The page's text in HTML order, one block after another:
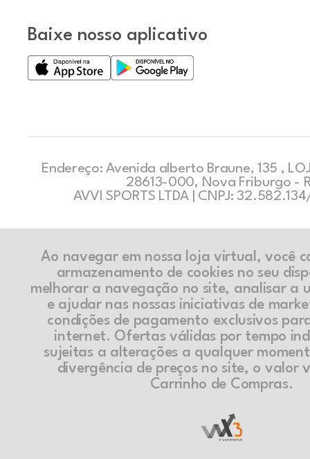
Baixe nosso aplicativo
Endereço: Avenida alberto Braune, 135 ,
28613-000, Nova Friburgo -
AVVI SPORTS LTDA | CNPJ:
Ao navegar em nossa loja virtual, você
armazenamento de cookies no seu
melhorar a navegação no site, analisar a
e ajudar nas nossas iniciativas de
condições de pagamento exclusivos
internet. Ofertas válidas por tempo
sujeitas a alterações a qualquer
divergência de preços no site, o valor
Carrinho de Compras.